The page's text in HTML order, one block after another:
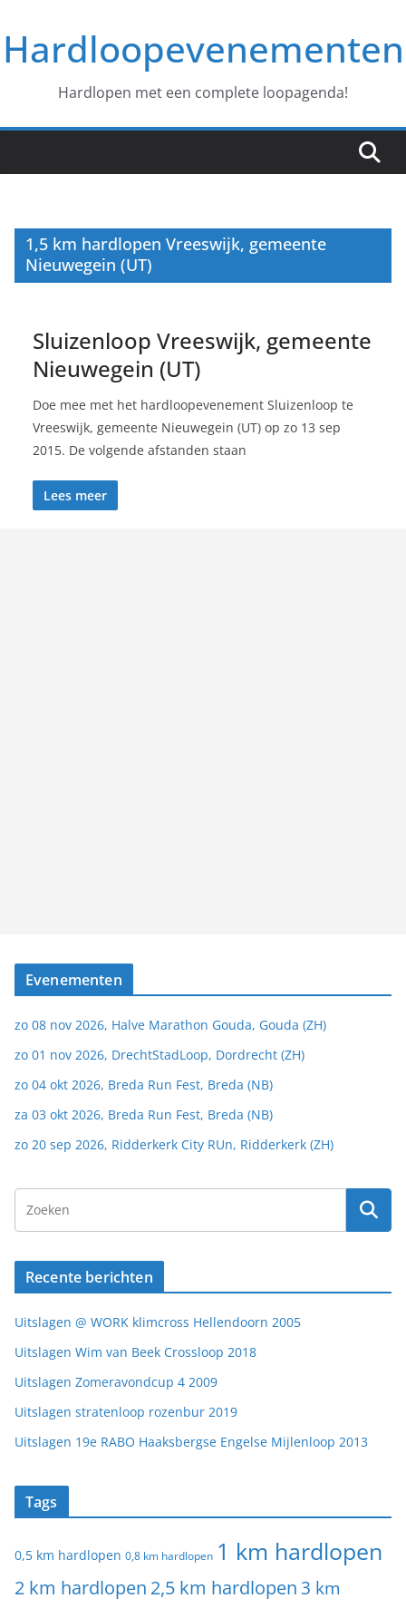
naar
deHardloopevenementen
Hardlopen met een complete loopagenda!
1,5 km hardlopen Vreeswijk, gemeente
Nieuwegein (UT)
Sluizenloop Vreeswijk, gemeente
Nieuwegein (UT)
Doe mee met het hardloopevenement Sluizenloop te
Vreeswijk, gemeente Nieuwegein (UT) op zo 13 sep
2015. De volgende afstanden staan
Lees meer
Evenementen
zo 08 nov 2026, Halve Marathon Gouda, Gouda (ZH)
zo 01 nov 2026, DrechtStadLoop, Dordrecht (ZH)
zo 04 okt 2026, Breda Run Fest, Breda (NB)
za 03 okt 2026, Breda Run Fest, Breda (NB)
zo 20 sep 2026, Ridderkerk City RUn, Ridderkerk (ZH)
Recente berichten
Uitslagen @ WORK klimcross Hellendoorn 2005
Uitslagen Wim van Beek Crossloop 2018
Uitslagen Zomeravondcup 4 2009
Uitslagen stratenloop rozenbur 2019
Uitslagen 19e RABO Haaksbergse Engelse Mijlenloop 2013
Tags
0,5 km hardlopen 0,8 km hardlopen 1 km hardlopen
2 km hardlopen 2,5 km hardlopen 3 km